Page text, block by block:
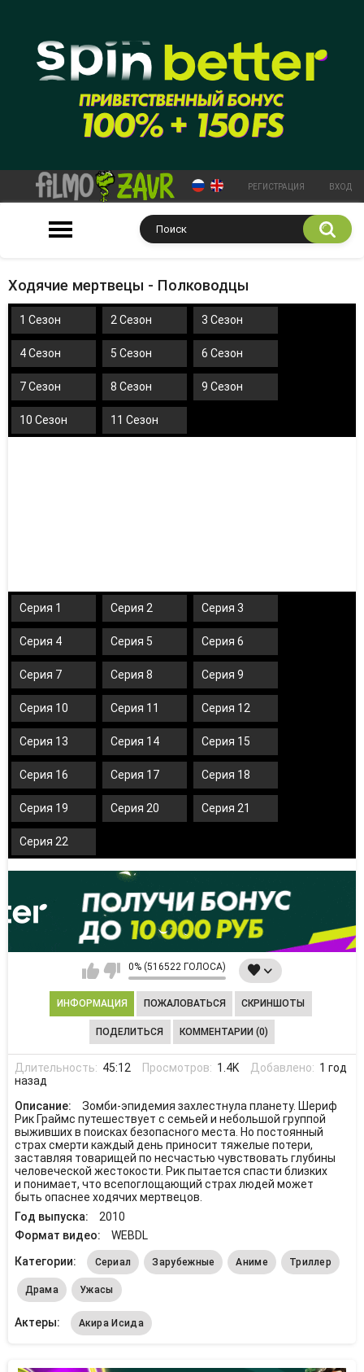
РЕГИСТРАЦИЯ ВХОД
Ходячие мертвецы - Полководцы
1 Сезон 2 Сезон 3 Сезон
4 Сезон 5 Сезон 6 Сезон
7 Сезон 8 Сезон 9 Сезон
10 Сезон 11 Сезон
Серия 1 Серия 2 Серия 3
Серия 4 Серия 5 Серия 6
Серия 7 Серия 8 Серия 9
Серия 10 Серия 11 Серия 12
Серия 13 Серия 14 Серия 15
Серия 16 Серия 17 Серия 18
Серия 19 Серия 20 Серия 21
Серия 22
0% (516522 ГОЛОСА)
ИНФОРМАЦИЯ ПОЖАЛОВАТЬСЯ СКРИНШОТЫ
ПОДЕЛИТЬСЯ КОММЕНТАРИИ (0)
Длительность: 45:12 Просмотров: 1.4K Добавлено: 1 год
назад
Описание:
Зомби-эпидемия захлестнула планету. Шериф
Рик Граймс путешествует с семьей и небольшой группой
выживших в поисках безопасного места. Но постоянный
страх смерти каждый день приносит тяжелые потери,
заставляя товарищей по несчастью чувствовать глубины
человеческой жестокости. Рик пытается спасти близких
и понимает, что всепоглощающий страх людей может
быть опаснее ходячих мертвецов.
Год выпуска:
2010
Формат видео:
WEBDL
Категории:
Сериал Зарубежные Аниме Триллер
Драма Ужасы
Актеры: Акира Исида